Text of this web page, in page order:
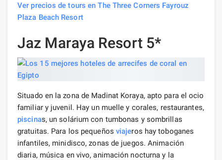
Ver precios de tours en The Three Corners Fayrouz
Plaza Beach Resort
Jaz Maraya Resort 5*
Situado en la zona de Madinat Koraya, apto para el ocio
familiar y juvenil. Hay un muelle y corales, restaurantes,
piscinas, un solárium con tumbonas y sombrillas
gratuitas. Para los pequeños viajeros hay toboganes
infantiles, minidisco, zonas de juegos. Animación
diaria, música en vivo, animación nocturna y la